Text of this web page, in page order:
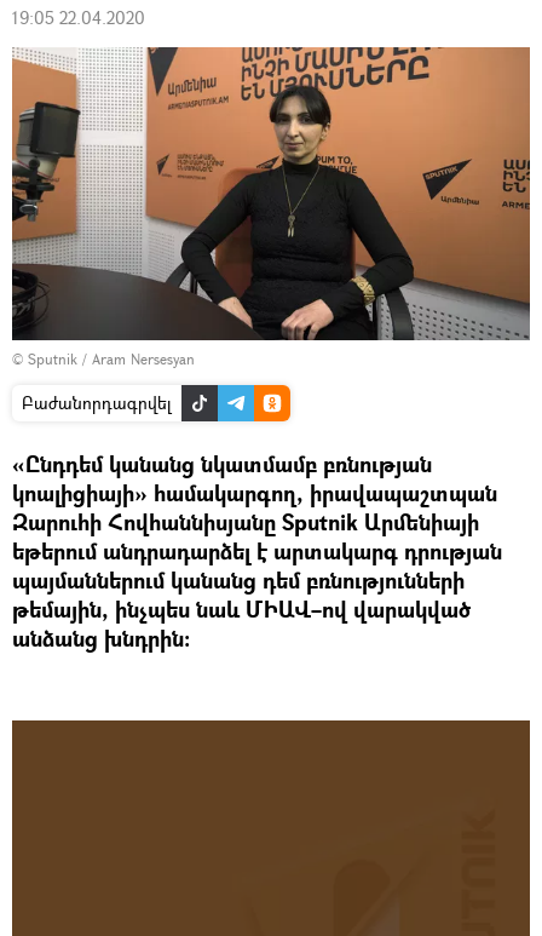
19:05 22.04.2020
© Sputnik / Aram Nersesyan
Բաժանորդագրվել
«Ընդդեմ կանանց նկատմամբ բռնության
կոալիցիայի» համակարգող, իրավապաշտպան
Զարուհի Հովհաննիսյանը Sputnik Արմենիայի
եթերում անդրադարձել է արտակարգ դրության
պայմաններում կանանց դեմ բռնությունների
թեմային, ինչպես նաև ՄԻԱՎ–ով վարակված
անձանց խնդրին։